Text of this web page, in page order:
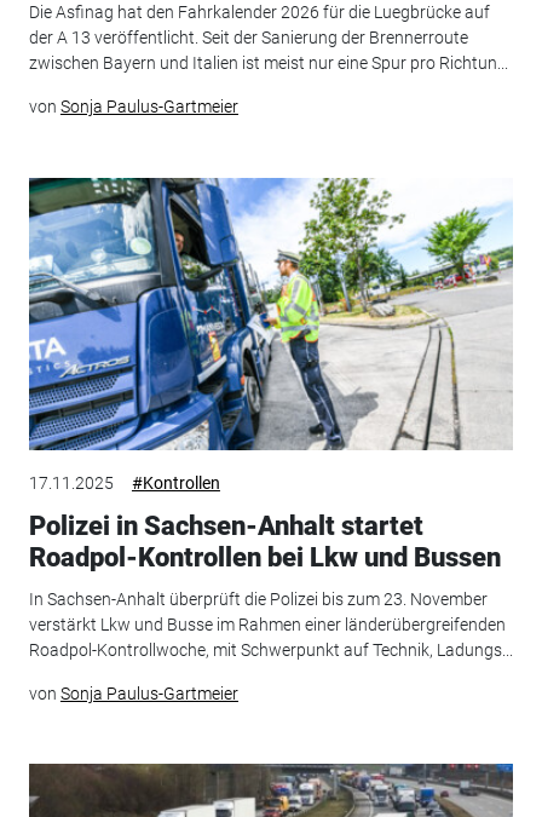
Die Asfinag hat den Fahrkalender 2026 für die Luegbrücke auf
der A 13 veröffentlicht. Seit der Sanierung der Brennerroute
zwischen Bayern und Italien ist meist nur eine Spur pro Richtun...
von Sonja Paulus-Gartmeier
17.11.2025 #Kontrollen
Polizei in Sachsen-Anhalt startet
Roadpol-Kontrollen bei Lkw und Bussen
In Sachsen-Anhalt überprüft die Polizei bis zum 23. November
verstärkt Lkw und Busse im Rahmen einer länderübergreifenden
Roadpol-Kontrollwoche, mit Schwerpunkt auf Technik, Ladungs...
von Sonja Paulus-Gartmeier